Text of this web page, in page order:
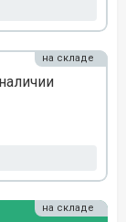
на складе
на складе